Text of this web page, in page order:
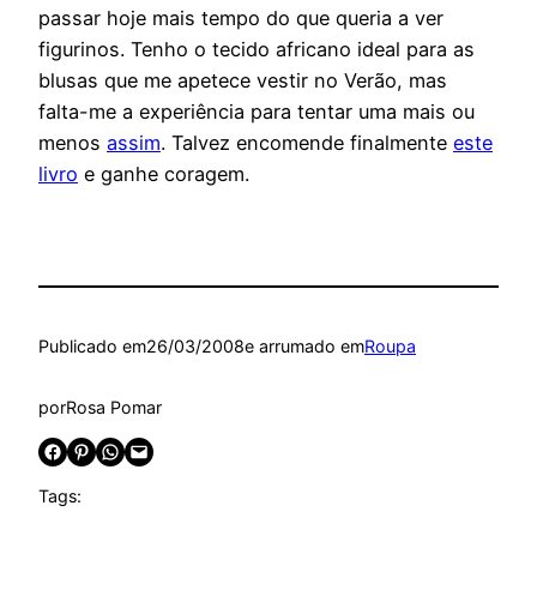
passar hoje mais tempo do que queria a ver
figurinos. Tenho o tecido africano ideal para as
blusas que me apetece vestir no Verão, mas
falta-me a experiência para tentar uma mais ou
menos assim. Talvez encomende finalmente este
livro e ganhe coragem.
Publicado em26/03/2008e arrumado emRoupa
porRosa Pomar
Share on Facebook Share on Pinterest Share on WhatsApp Email this Page
Tags: